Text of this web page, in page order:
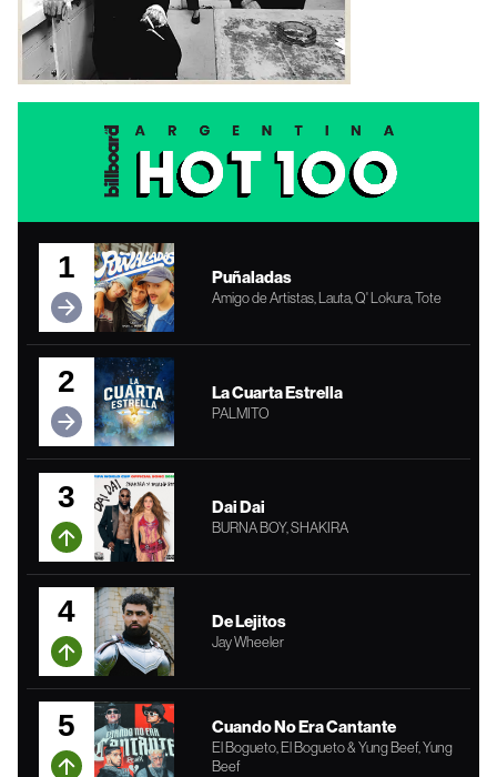
1 Puñaladas
Amigo de Artistas, Lauta, Q' Lokura, Tote
2 La Cuarta Estrella
PALMITO
3 Dai Dai
BURNA BOY, SHAKIRA
4 De Lejitos
Jay Wheeler
5 Cuando No Era Cantante
El Bogueto, El Bogueto & Yung Beef, Yung
Beef